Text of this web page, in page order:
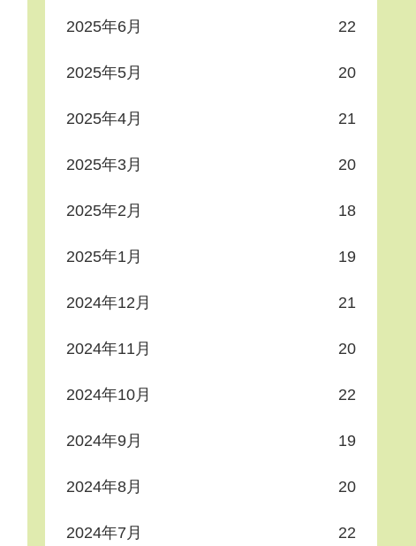
2025年6月 22
2025年5月 20
2025年4月 21
2025年3月 20
2025年2月 18
2025年1月 19
2024年12月 21
2024年11月 20
2024年10月 22
2024年9月 19
2024年8月 20
2024年7月 22